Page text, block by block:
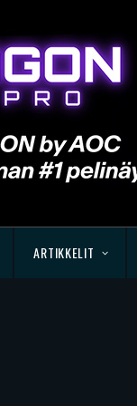
ARTIKKELIT